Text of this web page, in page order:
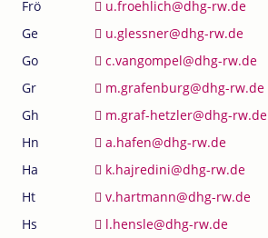
Frö
u.froehlich@dhg-rw.de
Ge
u.glessner@dhg-rw.de
Go
c.vangompel@dhg-rw.de
Gr
m.grafenburg@dhg-rw.de
Gh
m.graf-hetzler@dhg-rw.de
Hn
a.hafen@dhg-rw.de
Ha
k.hajredini@dhg-rw.de
Ht
v.hartmann@dhg-rw.de
Hs
l.hensle@dhg-rw.de